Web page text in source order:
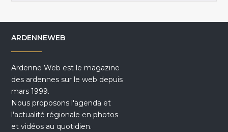
ARDENNEWEB
Ardenne Web est le magazine
des ardennes sur le web depuis
mars 1999.
Nous proposons l'agenda et
l'actualité régionale en photos
et vidéos au quotidien.